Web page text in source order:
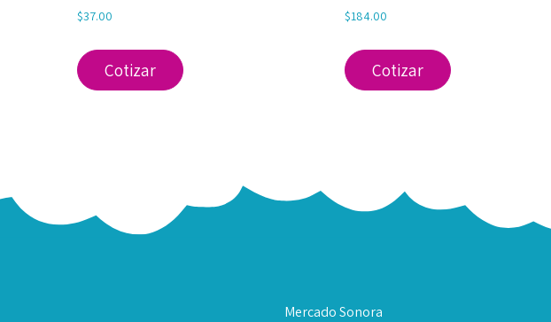
$37.00
Cotizar
$184.00
Cotizar
Mercado Sonora